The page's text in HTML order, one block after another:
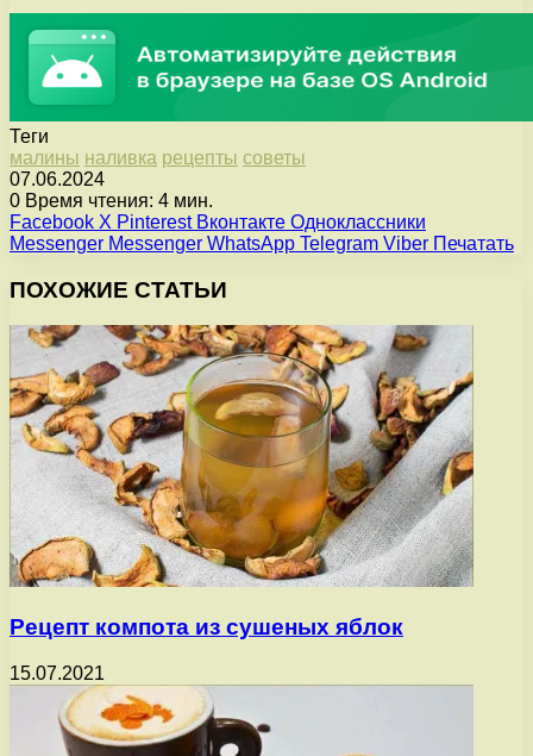
Теги
малины наливка рецепты советы
07.06.2024
0 Время чтения: 4 мин.
Facebook X Pinterest Вконтакте Одноклассники
Messenger Messenger WhatsApp Telegram Viber Печатать
ПОХОЖИЕ СТАТЬИ
Рецепт компота из сушеных яблок
15.07.2021